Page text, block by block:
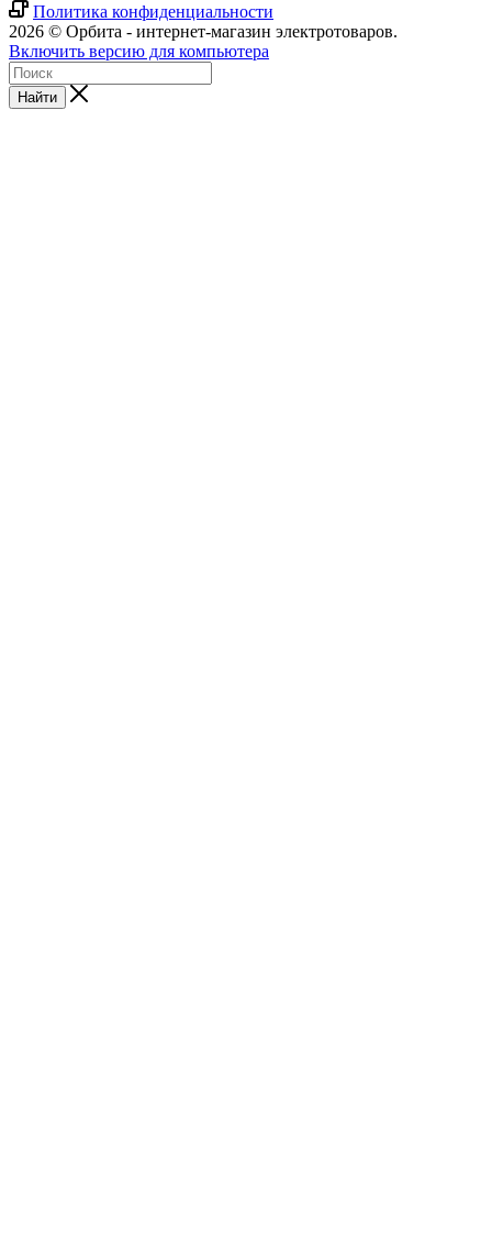
Политика конфиденциальности
2026 © Орбита - интернет-магазин электротоваров.
Включить версию для компьютера
Найти